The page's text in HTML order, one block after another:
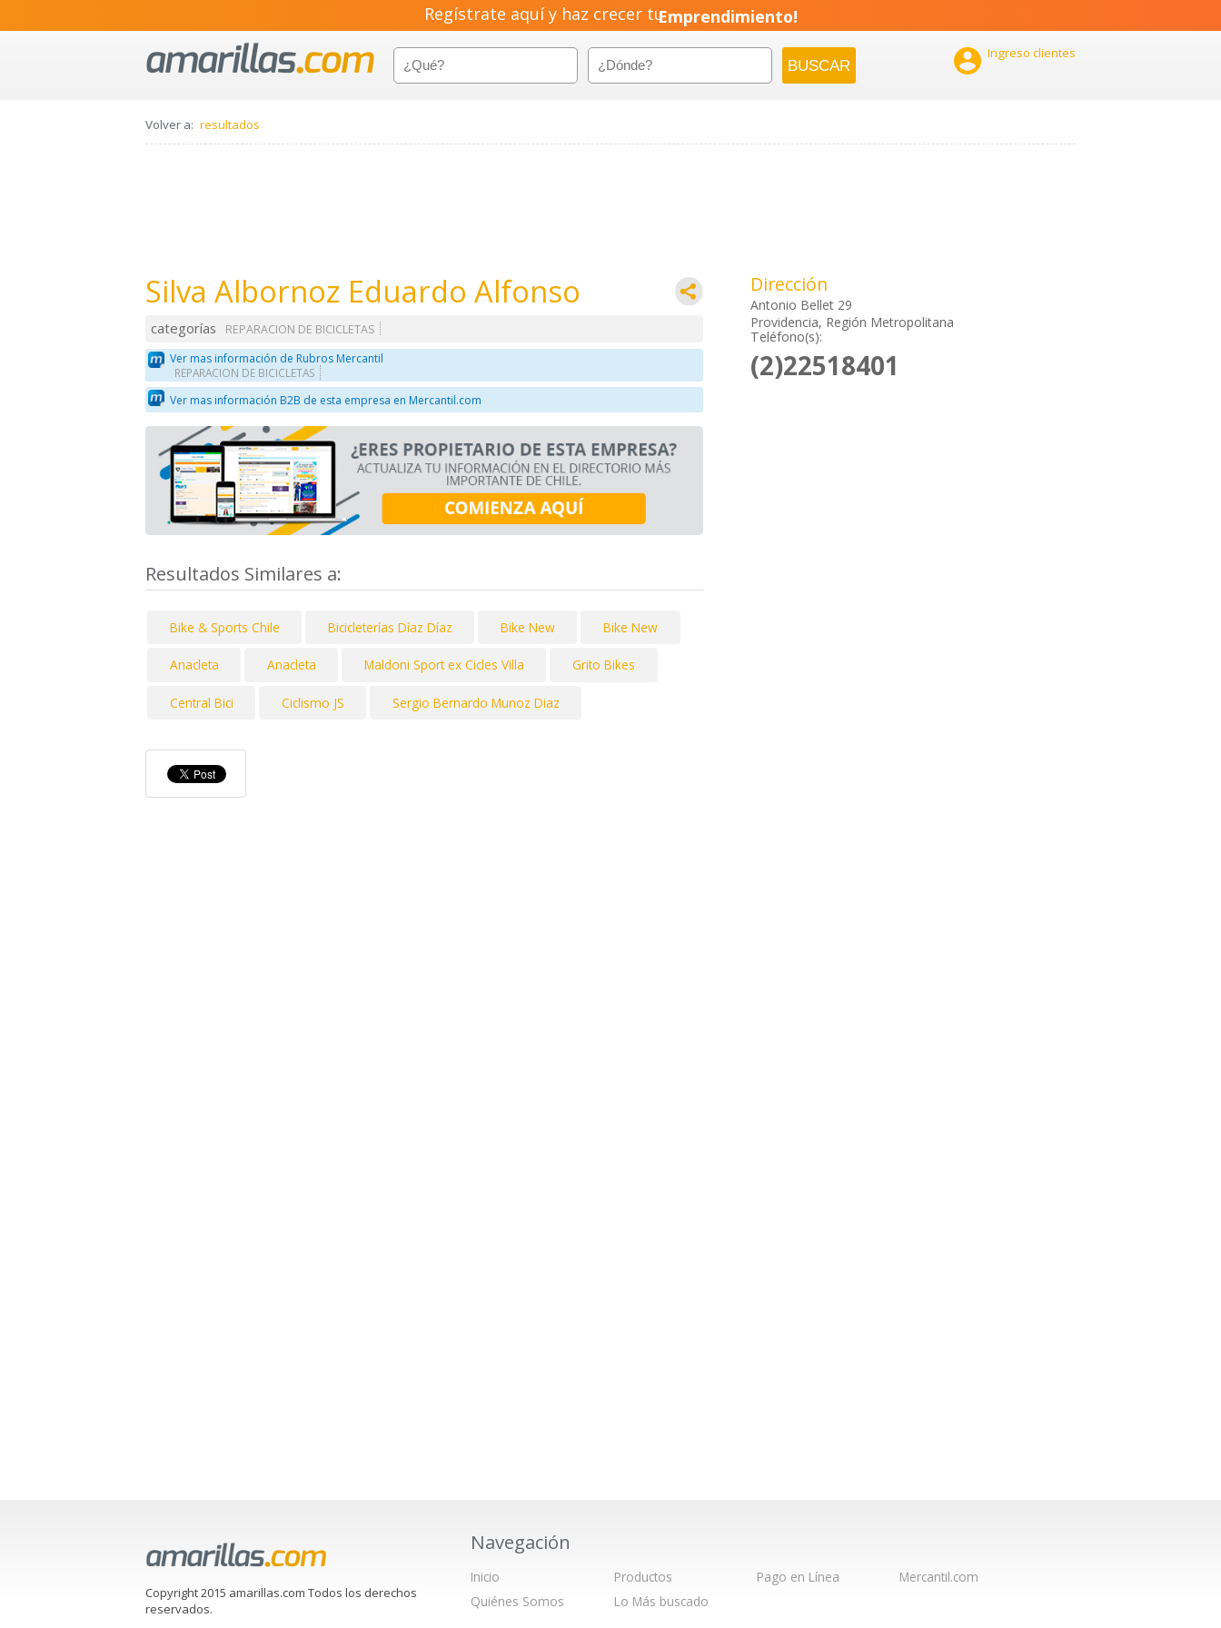
Regístrate aquí y haz crecer tuEmprendimiento!
 Ingreso clientes
Volver a: resultados
Silva Albornoz Eduardo Alfonso
categorías
REPARACION DE BICICLETAS
Ver mas información de Rubros Mercantil
REPARACION DE BICICLETAS
Ver mas información B2B de esta empresa en Mercantil.com
Resultados Similares a:
Bike & Sports Chile Bicicleterías Díaz Díaz Bike New Bike New
Anacleta Anacleta Maldoni Sport ex Cicles Villa Grito Bikes
Central Bici Ciclismo JS Sergio Bernardo Munoz Diaz
Dirección
Antonio Bellet 29
Providencia, Región Metropolitana
Teléfono(s):
(2)22518401
Copyright 2015 amarillas.com Todos los derechos
reservados.
Navegación
Inicio
Quiénes Somos
Productos
Lo Más buscado
Pago en Línea Mercantil.com